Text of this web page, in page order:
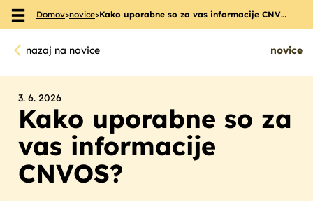
Skoči na vsebino
Domov>novice>Kako uporabne so za vas informacije CNV…
nazaj na novice novice
3. 6. 2026
Kako uporabne so za
vas informacije
CNVOS?